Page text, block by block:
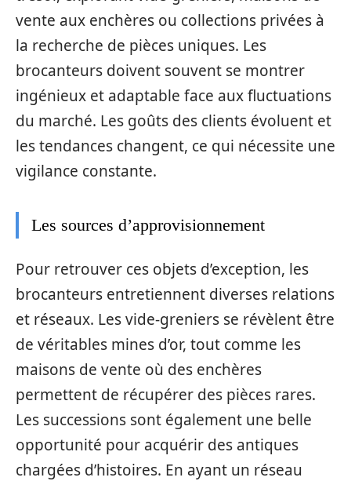
vente aux enchères ou collections privées à
la recherche de pièces uniques. Les
brocanteurs doivent souvent se montrer
ingénieux et adaptable face aux fluctuations
du marché. Les goûts des clients évoluent et
les tendances changent, ce qui nécessite une
vigilance constante.
Les sources d’approvisionnement
Pour retrouver ces objets d’exception, les
brocanteurs entretiennent diverses relations
et réseaux. Les vide-greniers se révèlent être
de véritables mines d’or, tout comme les
maisons de vente où des enchères
permettent de récupérer des pièces rares.
Les successions sont également une belle
opportunité pour acquérir des antiques
chargées d’histoires. En ayant un réseau